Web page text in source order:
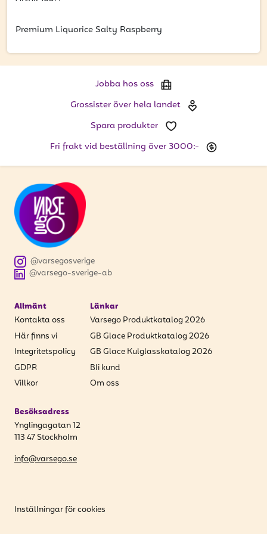
nyheter och erbjudanden.
E-postadress
PRENUMERERA
Premium Liquorice Salty Raspberry
Jobba hos oss
Grossister över hela landet
Spara produkter
Fri frakt vid beställning över 3000:-
@varsego-sverige-ab
@varsegosverige
Allmänt
Kontakta oss
Här finns vi
Integritetspolicy
GDPR
Villkor
Länkar
Varsego Produktkatalog 2026
GB Glace Produktkatalog 2026
GB Glace Kulglasskatalog 2026
Bli kund
Om oss
Besöksadress
Ynglingagatan 12
113 47 Stockholm
info@varsego.se
Inställningar för cookies